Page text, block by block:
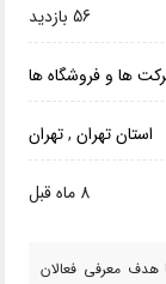
56 بازدید
ها و فروشگاه ها
استان تهران,تهران
8 ماه قبل
هدف معرفی فعالان